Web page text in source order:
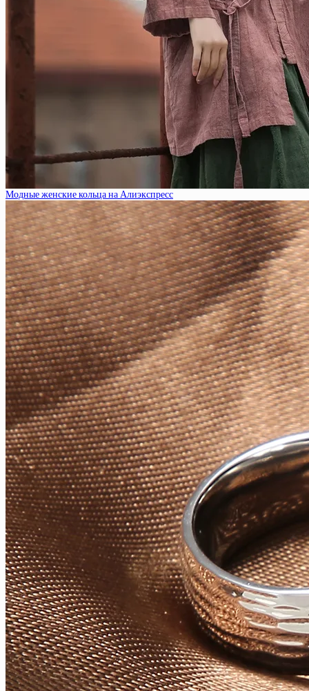
Модные женские кольца на Алиэкспресс